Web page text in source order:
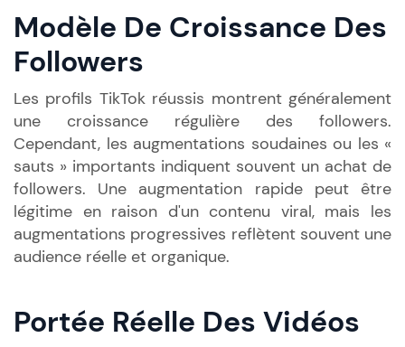
Modèle De Croissance Des
Followers
Les profils TikTok réussis montrent généralement
une croissance régulière des followers.
Cependant, les augmentations soudaines ou les «
sauts » importants indiquent souvent un achat de
followers. Une augmentation rapide peut être
légitime en raison d'un contenu viral, mais les
augmentations progressives reflètent souvent une
audience réelle et organique.
Portée Réelle Des Vidéos